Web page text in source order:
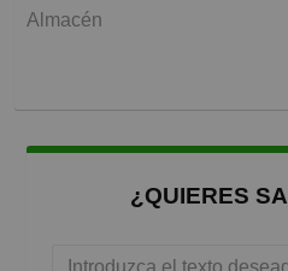
Almacén
¿QUIERES